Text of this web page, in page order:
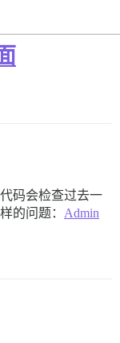
码会检查过去一
的问题： Admin